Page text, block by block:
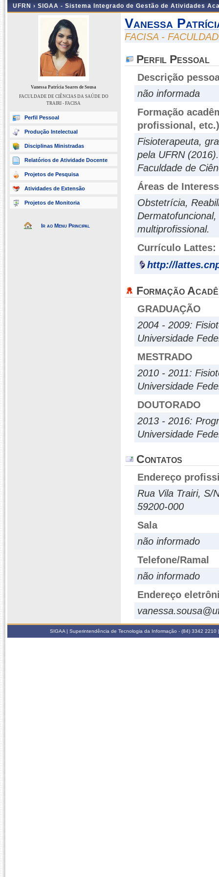
UFRN › SIGAA - Sistema Integrado de Gestão de Atividades
Vanessa Patrícia Soares de Sousa
FACULDADE DE CIÊNCIAS DA SAÚDE DO
TRAIRI - FACISA
Perfil Pessoal
Produção Intelectual
Disciplinas Ministradas
Relatórios de Atividade Docente
Projetos de Pesquisa
Atividades de Extensão
Projetos de Monitoria
Ir ao Menu Principal
Vanessa
FACISA -
Perfil Pessoal
Descrição
não informada
Formação
profissional, etc.)
Fisioterapeuta,
pela UFRN
Faculdade de
Áreas de
Obstetrícia,
multiprofissional.
Currículo Lattes:
http://
Formação
GRADUAÇÃO
2004 - 2009:
Universidade
MESTRADO
2010 - 2011:
Universidade
DOUTORADO
2013 - 2016:
Universidade
Contatos
Endereço
Rua Vila Trairi, S/
59200-000
Sala
não informado
Telefone/Ramal
não informado
Endereço
SIGAA | Superintendência de Tecnologia da Informação - (84) 3342